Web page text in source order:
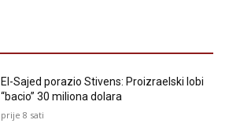
El-Sajed porazio Stivens: Proizraelski lobi
“bacio” 30 miliona dolara
prije 8 sati